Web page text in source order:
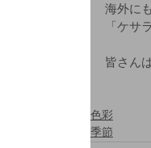
海外に
「ケサ
皆さん
色彩
季節